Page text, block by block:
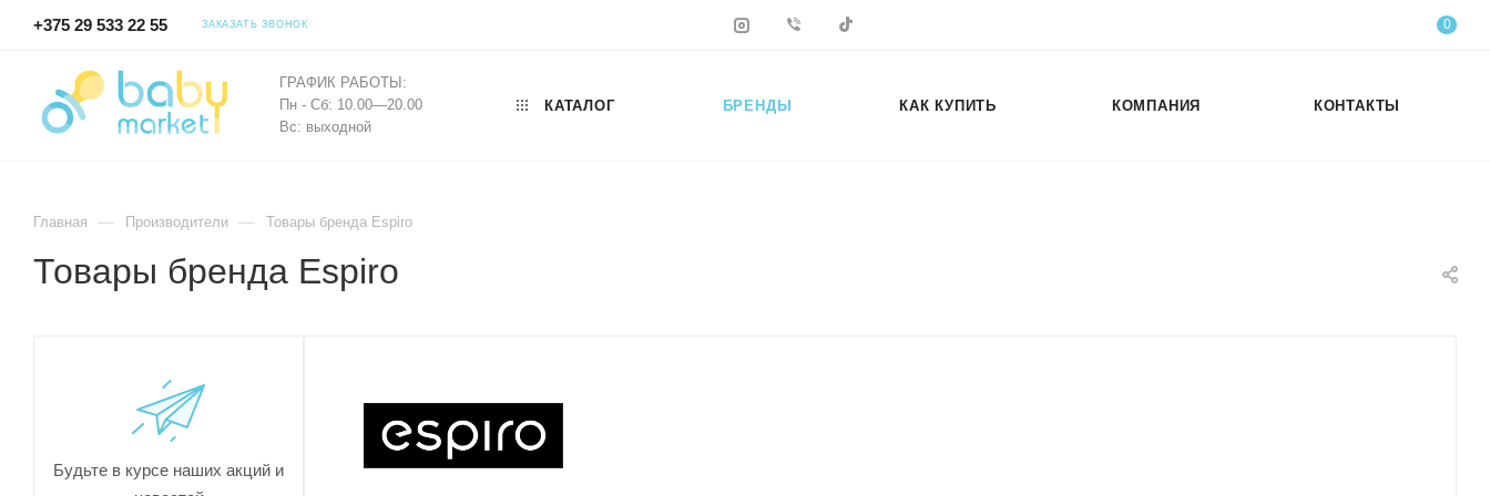
+375 29 533 22 55 ЗАКАЗАТЬ ЗВОНОК 0
ГРАФИК РАБОТЫ:
Пн - Сб: 10.00—20.00
Вс: выходной
КАТАЛОГ БРЕНДЫ КАК КУПИТЬ КОМПАНИЯ КОНТАКТЫ
Главная — Производители — Товары бренда Espiro
Товары бренда Espiro
Будьте в курсе наших акций и